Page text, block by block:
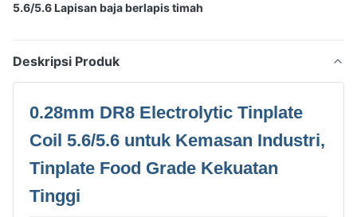
5.6/5.6 Lapisan baja berlapis timah
Deskripsi Produk
0.28mm DR8 Electrolytic Tinplate
Coil 5.6/5.6 untuk Kemasan Industri,
Tinplate Food Grade Kekuatan
Tinggi